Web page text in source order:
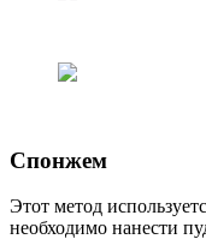
Спонжем
Этот метод
необходимо нанести